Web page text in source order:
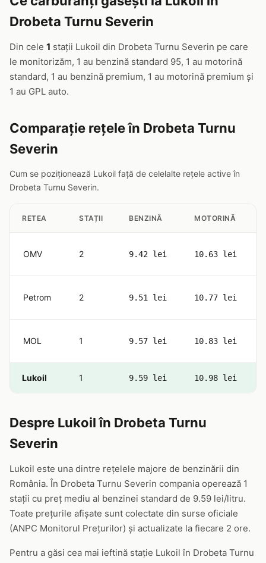
Drobeta Turnu Severin
Din cele 1 stații Lukoil din Drobeta Turnu Severin pe care
le monitorizăm, 1 au benzină standard 95, 1 au motorină
standard, 1 au benzină premium, 1 au motorină premium și
1 au GPL auto.
Comparație rețele în Drobeta Turnu
Severin
Cum se poziționează Lukoil față de celelalte rețele active în
Drobeta Turnu Severin.
RETEA STAȚII BENZINĂ MOTORINĂ
OMV 2 9.42 lei 10.63 lei
Petrom 2 9.51 lei 10.77 lei
MOL 1 9.57 lei 10.83 lei
Lukoil 1 9.59 lei 10.98 lei
Despre Lukoil în Drobeta Turnu
Severin
Lukoil este una dintre rețelele majore de benzinării din
România. În Drobeta Turnu Severin compania operează 1
stații cu preț mediu al benzinei standard de 9.59 lei/litru.
Toate prețurile afișate sunt colectate din surse oficiale
(ANPC Monitorul Prețurilor) și actualizate la fiecare 2 ore.
Pentru a găsi cea mai ieftină stație Lukoil în Drobeta Turnu